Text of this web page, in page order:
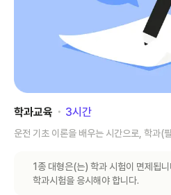
학과교육 ･ 3시간
운전 기초 이론을 배우는 시간으로, 학과(
1종 대형은(는) 학과 시험이 면제됩
학과시험을 응시해야 합니다.